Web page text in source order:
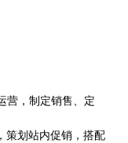
营，制定销售、定
策划站内促销，搭配